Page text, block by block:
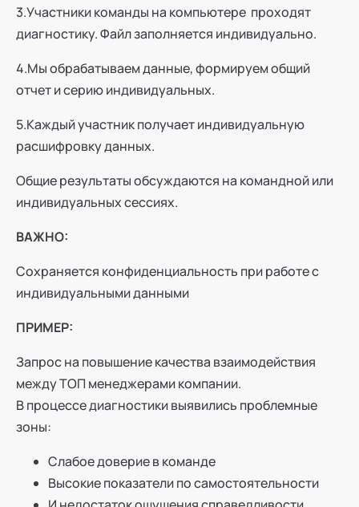
3.Участники команды на компьютере проходят
диагностику. Файл заполняется индивидуально.
4.Мы обрабатываем данные, формируем общий
отчет и серию индивидуальных.
5.Каждый участник получает индивидуальную
расшифровку данных.
Общие результаты обсуждаются на командной или
индивидуальных сессиях.
ВАЖНО:
Сохраняется конфиденциальность при работе с
индивидуальными данными
ПРИМЕР:
Запрос на повышение качества взаимодействия
между ТОП менеджерами компании.
В процессе диагностики выявились проблемные
зоны:
Слабое доверие в команде
Высокие показатели по самостоятельности